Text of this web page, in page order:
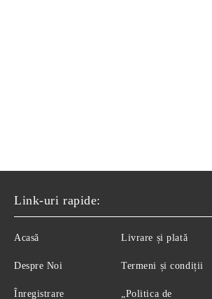
Link-uri rapide:
Acasă
Despre Noi
Înregistrare
Livrare și plată
Termeni și condiții
„Politica de